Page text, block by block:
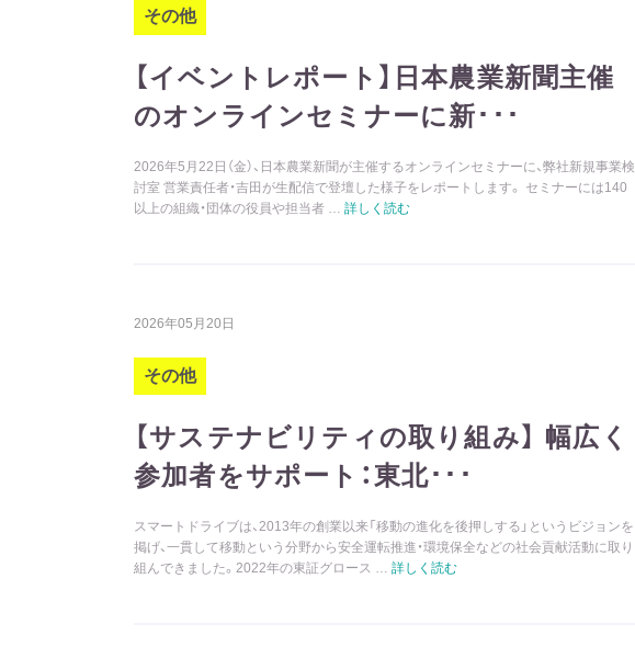
その他
【イベントレポート】日本農業新聞主催
のオンラインセミナーに新･･･
2026年5月22日（金）、日本農業新聞が主催するオンラインセミナーに、弊社新規事業検
討室 営業責任者・吉田が生配信で登壇した様子をレポートします。 セミナーには140
以上の組織・団体の役員や担当者 … 詳しく読む
2026年05月20日
その他
【サステナビリティの取り組み】 幅広く
参加者をサポート：東北･･･
スマートドライブは、2013年の創業以来「移動の進化を後押しする」というビジョンを
掲げ、一貫して移動という分野から安全運転推進・環境保全などの社会貢献活動に取り
組んできました。2022年の東証グロース … 詳しく読む